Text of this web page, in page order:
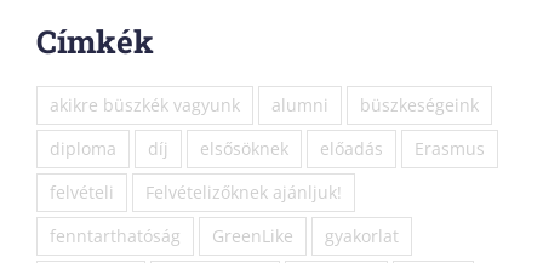
Címkék
akikre büszkék vagyunk alumni
büszkeségeink
diploma
díj elsősöknek előadás
Erasmus
felvételi
Felvételizőknek ajánljuk!
fenntarthatóság
GreenLike
gyakorlat